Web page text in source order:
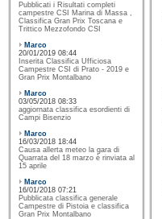
Pubblicati i Risultati completi
campestre CSI Marina di Massa ,
Classifica Gran Prix Toscana e
Trittico Mezzofondo CSI
Marco
20/01/2019 08:44
Inserita Classifica Ufficiosa
Campestre CSI di Prato - 2019 e
Gran Prix Montalbano
Marco
03/05/2018 08:33
aggiornata classifica esordienti di
Campi Bisenzio
Marco
16/03/2018 18:44
Causa allerta meteo la gara di
Quarrata del 18 marzo è rinviata al
15 aprile
Marco
16/01/2018 07:21
Pubblicata classifica generale
Campestre di Pistoia e classifica
Gran Prix Montalbano